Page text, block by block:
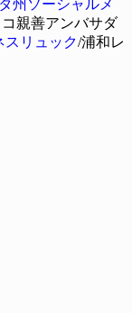
州ソーシャルメ
親善アンバサダ
スリュック/浦和レ